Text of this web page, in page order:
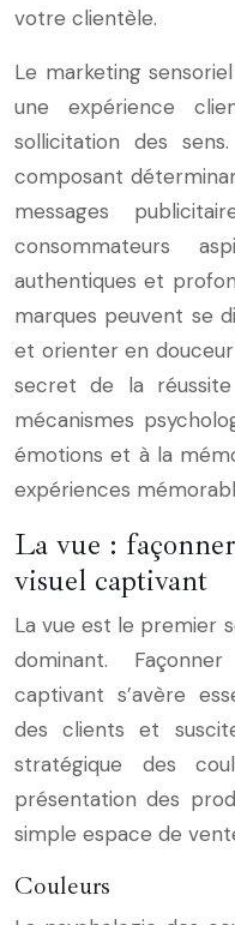
votre clientèle.
Le marketing
une expérience
sollicitation des
composant
messages
consommateurs
authentiques et
marques peuvent se
et orienter en
secret de la
mécanismes
émotions et à la
expériences
La vue :
visuel captivant
La vue est le premier
dominant.
captivant s’avère
des clients et
stratégique des
présentation des
simple espace de
Couleurs